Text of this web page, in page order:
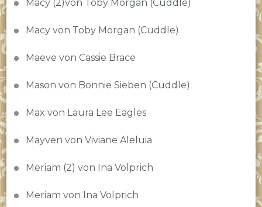
Macy (2)von Toby Morgan (Cuddle)
Macy von Toby Morgan (Cuddle)
Maeve von Cassie Brace
Mason von Bonnie Sieben (Cuddle)
Max von Laura Lee Eagles
Mayven von Viviane Aleluia
Meriam (2) von Ina Volprich
Meriam von Ina Volprich